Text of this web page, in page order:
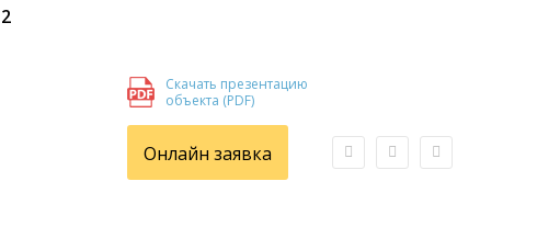
2
Скачать презентацию
объекта (PDF)
Онлайн заявка